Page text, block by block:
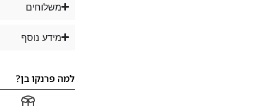
משלוחים
מידע נוסף
למה פרנקו בן?